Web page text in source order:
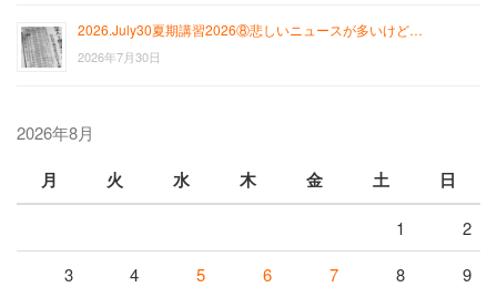
2026.July30夏期講習2026⑧悲しいニュースが多いけど…
2026年7月30日
2026年8月
月 火 水 木 金 土 日
1
2
3
4 5 6 7 8
9